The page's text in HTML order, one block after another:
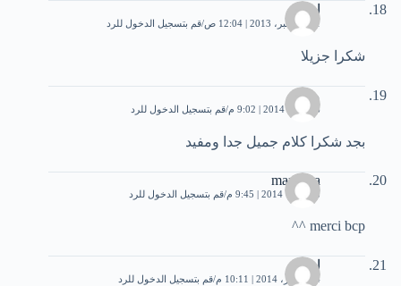
احمد
11 ديسمبر، 2013 | 12:04 ص قم بتسجيل الدخول للرد
شكرا جزيلا
مينا
26 يناير، 2014 | 9:02 م قم بتسجيل الدخول للرد
بجد شكرا كلام جميل جدا ومفيد
marouva
8 فبراير، 2014 | 9:45 م قم بتسجيل الدخول للرد
merci bcp ^^
احمد
24 فبراير، 2014 | 10:11 م قم بتسجيل الدخول للرد